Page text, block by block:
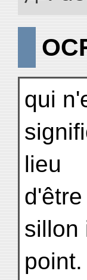
qui
lieu
sillon